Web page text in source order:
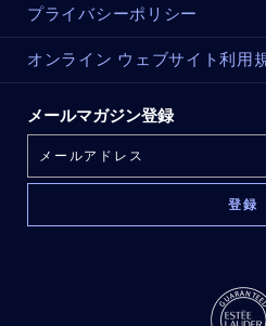
プライバシーポリシー
オンライン ウェブサイト利用
メールマガジン登録